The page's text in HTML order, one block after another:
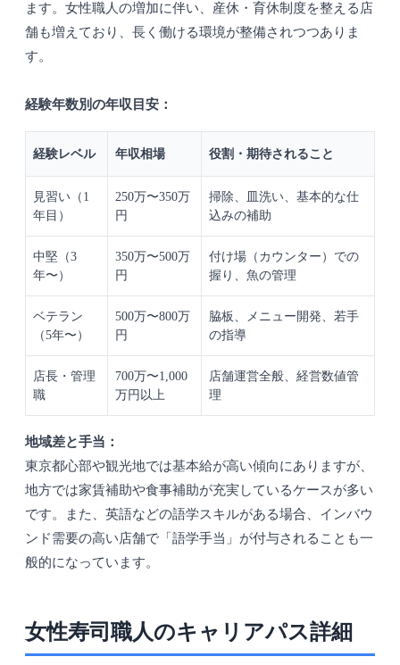
ます。女性職人の増加に伴い、産休・育休制度を整える店
舗も増えており、長く働ける環境が整備されつつありま
す。
経験年数別の年収目安：
経験レベル 年収相場 役割・期待されること
見習い（1
年目）
250万〜350万
円
掃除、皿洗い、基本的な仕
込みの補助
中堅（3
年〜）
350万〜500万
円
付け場（カウンター）での
握り、魚の管理
ベテラン
（5年〜）
500万〜800万
円
脇板、メニュー開発、若手
の指導
店長・管理
職
700万〜1,000
万円以上
店舗運営全般、経営数値管
理
地域差と手当：
東京都心部や観光地では基本給が高い傾向にありますが、
地方では家賃補助や食事補助が充実しているケースが多い
です。また、英語などの語学スキルがある場合、インバウ
ンド需要の高い店舗で「語学手当」が付与されることも一
般的になっています。
女性寿司職人のキャリアパス詳細